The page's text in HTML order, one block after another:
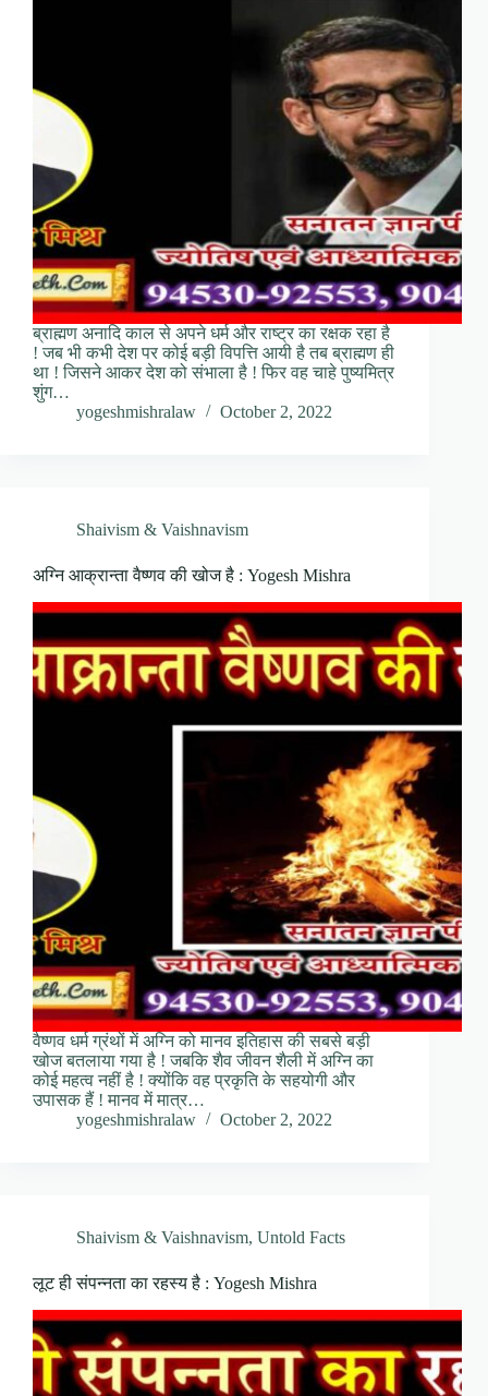
ब्राह्मण अनादि काल से अपने धर्म और राष्ट्र का रक्षक रहा है
! जब भी कभी देश पर कोई बड़ी विपत्ति आयी है तब ब्राह्मण ही
था ! जिसने आकर देश को संभाला है ! फिर वह चाहे पुष्यमित्र
शुंग…
yogeshmishralaw
October 2, 2022
Shaivism & Vaishnavism
अग्नि आक्रान्ता वैष्णव की खोज है : Yogesh Mishra
वैष्णव धर्म ग्रंथों में अग्नि को मानव इतिहास की सबसे बड़ी
खोज बतलाया गया है ! जबकि शैव जीवन शैली में अग्नि का
कोई महत्व नहीं है ! क्योंकि वह प्रकृति के सहयोगी और
उपासक हैं ! मानव में मात्र…
yogeshmishralaw
October 2, 2022
Shaivism & Vaishnavism, Untold Facts
लूट ही संपन्नता का रहस्य है : Yogesh Mishra